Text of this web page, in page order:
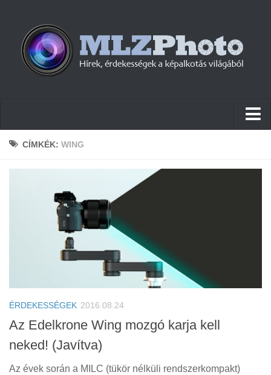
Hírek
Érdekességek
Helyszíni Riport
E-BB
CÍMKÉK: WING
ÉRDEKESSÉGEK 2016.08.24
Az Edelkrone Wing mozgó karja kell
neked! (Javítva)
Az évek során a MILC (tükör nélküli rendszerkompakt)